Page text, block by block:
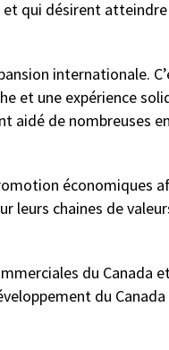
qui désirent
internationale.
et une expérience
aidé de nombreuses
économiques
leurs chaines de
du Canada
du